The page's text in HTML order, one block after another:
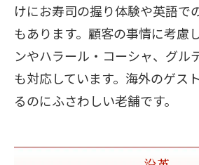
けにお寿司の握り体験や英語で
もあります。顧客の事情に考慮
ンやハラール・コーシャ、グル
も対応しています。海外のゲス
るのにふさわしい老舗です。